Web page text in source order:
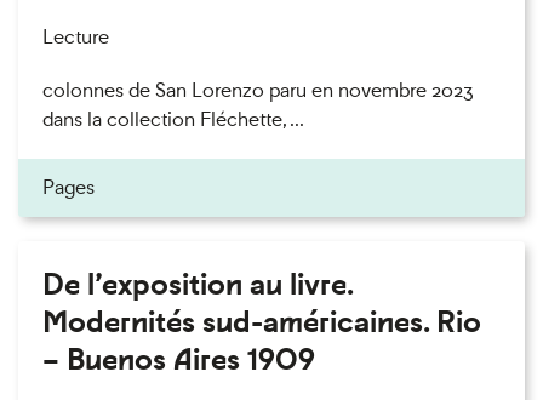
Lecture
colonnes de San Lorenzo paru en novembre 2023
dans la collection Fléchette, ...
Pages
De l’exposition au livre.
Modernités sud-américaines. Rio
– Buenos Aires 1909